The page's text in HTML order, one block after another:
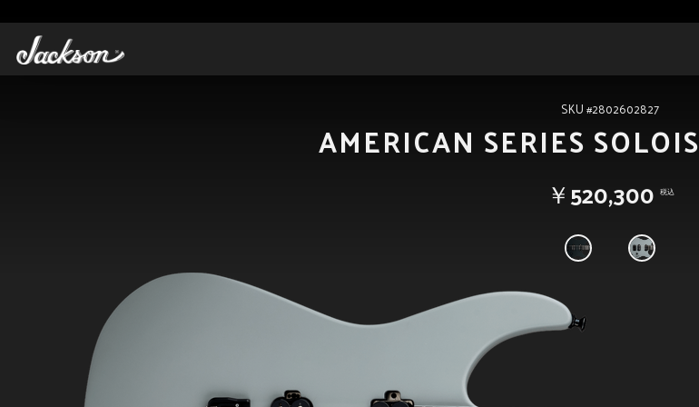
SKU #2802602827
AMERICAN SERIES
￥520,300 税込